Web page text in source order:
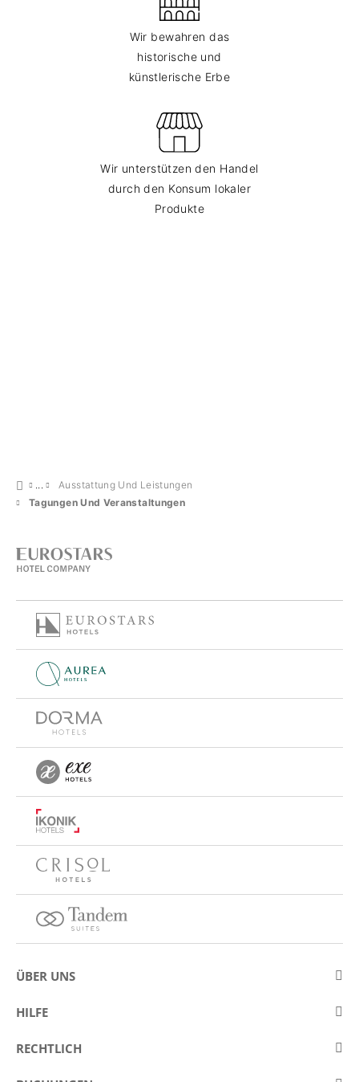
Wir bewahren das
historische und
künstlerische Erbe
Wir unterstützen den Handel
durch den Konsum lokaler
Produkte
Ausstattung Und Leistungen
Tagungen Und Veranstaltungen
ÜBER UNS
Über Eurostars Hotel Company
Wettbewerbe
HILFE
Kontakt
RECHTLICH
Legaler Hinweis / Impressum